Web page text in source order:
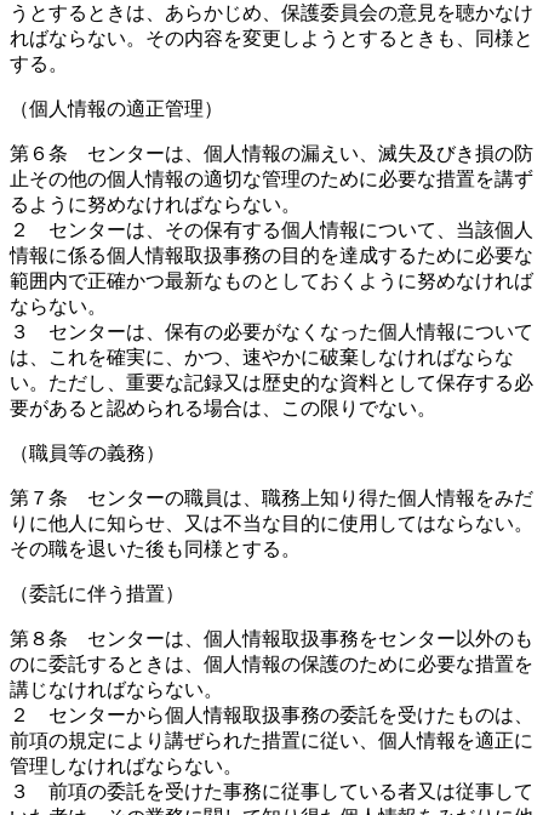
うとするときは、あらかじめ、保護委員会の意見を聴かなけ
ればならない。その内容を変更しようとするときも、同様と
する。
（個人情報の適正管理）
第６条 センターは、個人情報の漏えい、滅失及びき損の防
止その他の個人情報の適切な管理のために必要な措置を講ず
るように努めなければならない。
２ センターは、その保有する個人情報について、当該個人
情報に係る個人情報取扱事務の目的を達成するために必要な
範囲内で正確かつ最新なものとしておくように努めなければ
ならない。
３ センターは、保有の必要がなくなった個人情報について
は、これを確実に、かつ、速やかに破棄しなければならな
い。ただし、重要な記録又は歴史的な資料として保存する必
要があると認められる場合は、この限りでない。
（職員等の義務）
第７条 センターの職員は、職務上知り得た個人情報をみだ
りに他人に知らせ、又は不当な目的に使用してはならない。
その職を退いた後も同様とする。
（委託に伴う措置）
第８条 センターは、個人情報取扱事務をセンター以外のも
のに委託するときは、個人情報の保護のために必要な措置を
講じなければならない。
２ センターから個人情報取扱事務の委託を受けたものは、
前項の規定により講ぜられた措置に従い、個人情報を適正に
管理しなければならない。
３ 前項の委託を受けた事務に従事している者又は従事して